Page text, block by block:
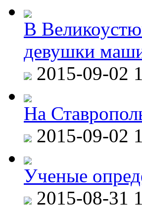
В
девушки
2015-09-02
На
2015-09-02
Ученые
2015-08-31